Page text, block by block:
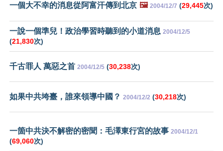
一個大不幸的消息從阿富汗傳到北京 🖼️ 2004/12/7 (29,445次)
一說一個準兒！政治學習時聽到的小道消息 2004/12/5
(21,830次)
千古罪人 萬惡之首 2004/12/5 (30,238次)
如果中共垮臺，誰來領導中國？ 2004/12/2 (30,218次)
一箇中共決不解密的密聞：毛澤東行宮的故事 2004/12/1
(69,060次)